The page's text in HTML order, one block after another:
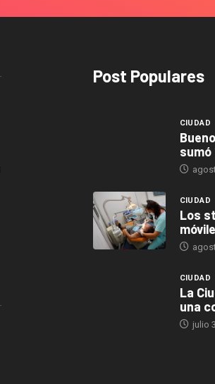
Post Populares
CIUDAD
sumó
CIUDAD
Los
CIUDAD
La
una
julio